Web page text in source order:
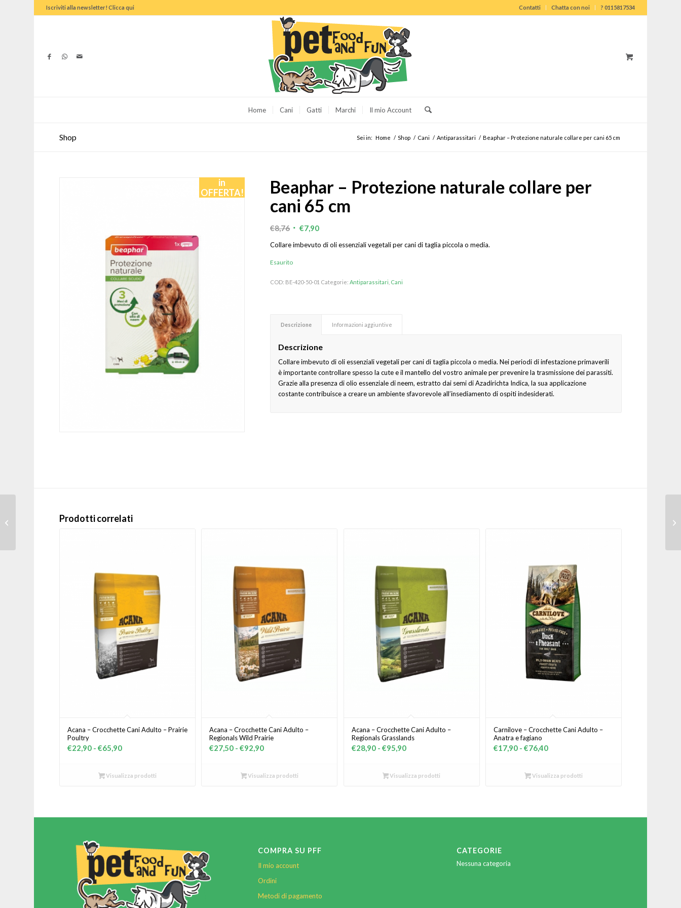
Contatti Chatta con noi ? 0115817534
Iscriviti alla newsletter! Clicca qui
Home Cani Gatti Marchi Il mio Account
Shop Sei in: Home / Shop / Cani / Antiparassitari / Beaphar – Protezione naturale collare per cani 65 cm
in
OFFERTA!
Beaphar – Protezione naturale collare per
cani 65 cm
€8,76 Il
era:
€7,90Il
Collare imbevuto di oli essenziali vegetali per cani di taglia piccola o media.
Esaurito
COD: BE-420-50-01 Categorie:Antiparassitari Cani
Descrizione Informazioni aggiuntive
Descrizione
Collare imbevuto di oli essenziali vegetali per cani di taglia piccola o media. Nei periodi di infestazione primaverili
è importante controllare spesso la cute e il mantello del vostro animale per prevenire la trasmissione dei parassiti.
Grazie alla presenza di olio essenziale di neem, estratto dai semi di Azadirichta Indica, la sua applicazione
costante contribuisce a creare un ambiente sfavorevole all’insediamento di ospiti indesiderati.
Prodotti correlati
Acana – Crocchette Cani Adulto – Prairie
Poultry
€22,90 - €65,90Fascia
prezzo:
€65,90
Visualizza prodotti
Acana – Crocchette Cani Adulto –
Regionals Wild Prairie
€27,50 - €92,90Fascia
prezzo:
€92,90
Visualizza prodotti
Acana – Crocchette Cani Adulto –
Regionals Grasslands
€28,90 - €95,90Fascia
prezzo:
€95,90
Visualizza prodotti
Carnilove – Crocchette Cani Adulto –
Anatra e fagiano
€17,90 - €76,40Fascia
prezzo:
€76,40
Visualizza prodotti
COMPRA SU PFF
Il mio account
Ordini
Metodi di pagamento
CATEGORIE
Nessuna categoria
naturale spot on per